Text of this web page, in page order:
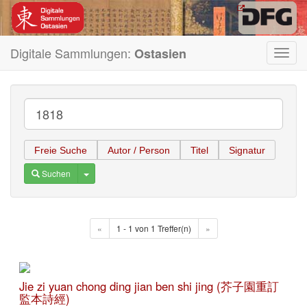
Digitale Sammlungen: Ostasien
Freie Suche Autor / Person Titel Signatur
Suchen Toggle Dropdown
« 1 - 1 von 1 Treffer(n) »
Jie zi yuan chong ding jian ben shi jing (芥子園重訂
監本詩經)